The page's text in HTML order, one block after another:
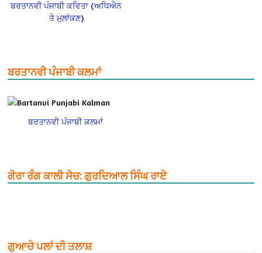
ਬਰਤਾਨਵੀ ਪੰਜਾਬੀ ਕਵਿਤਾ (ਅਧਿਐਨ
ਤੇ ਮੁਲਾਂਕਣ)
ਬਰਤਾਨਵੀ ਪੰਜਾਬੀ ਕਲਮਾਂ
ਬਰਤਾਨਵੀ ਪੰਜਾਬੀ ਕਲਮਾਂ
ਗੋਰਾ ਰੰਗ ਕਾਲੀ ਸੋਚ: ਗੁਰਦਿਆਲ ਸਿੰਘ ਰਾਏ
ਗੁਆਚੇ ਪਲਾਂ ਦੀ ਤਲਾਸ਼